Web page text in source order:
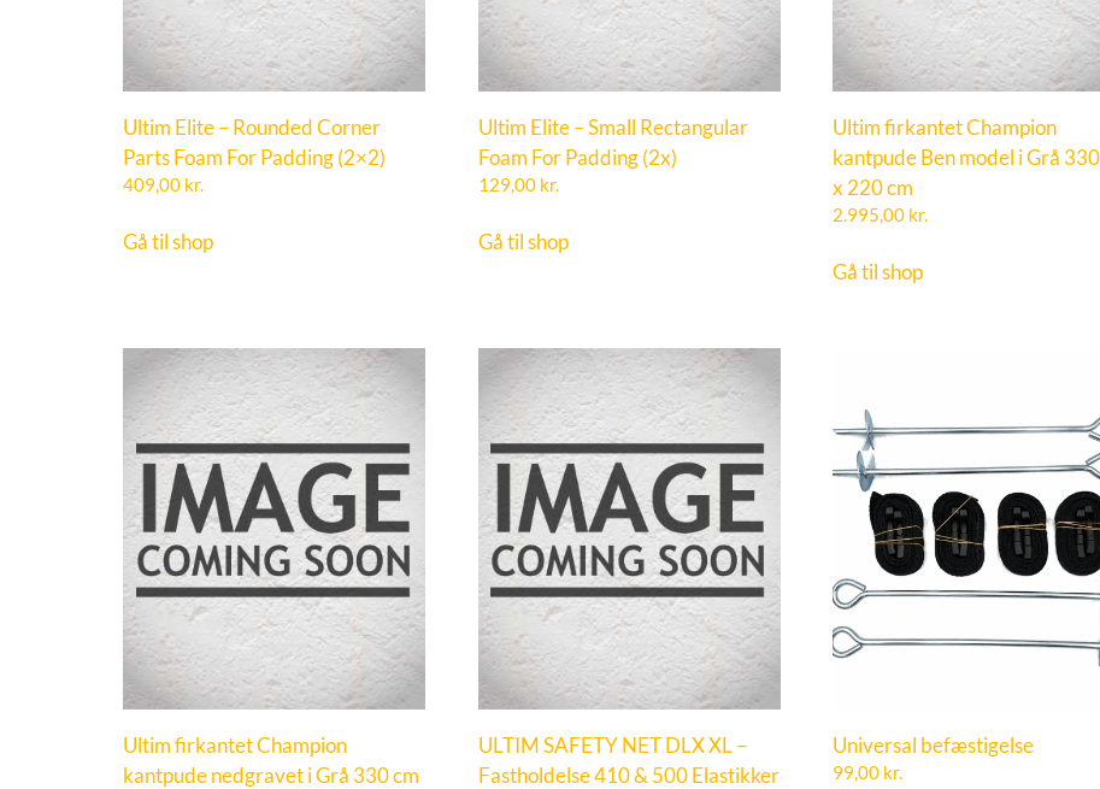
Ultim Elite – Rounded Corner
Parts Foam For Padding (2×2)
409,00 kr.
Gå til shop
Ultim Elite – Small Rectangular
Foam For Padding (2x)
129,00 kr.
Gå til shop
Ultim firkantet Champion
kantpude Ben model i Grå
x 220 cm
2.995,00 kr.
Gå til shop
Ultim firkantet Champion
kantpude nedgravet i Grå 330 cm
ULTIM SAFETY NET DLX XL –
Fastholdelse 410 & 500 Elastikker
Universal befæstigelse
99,00 kr.